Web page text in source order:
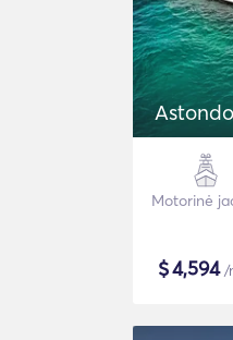
Motorinė
$4,594/